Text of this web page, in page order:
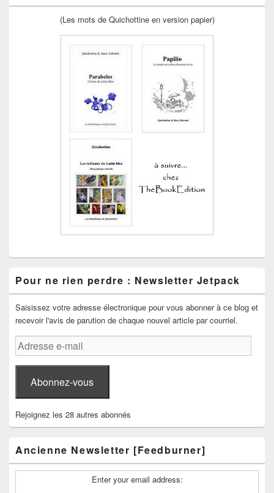
(Les mots de Quichottine en version papier)
Pour ne rien perdre : Newsletter Jetpack
Saisissez votre adresse électronique pour vous abonner à ce blog et
recevoir l'avis de parution de chaque nouvel article par courriel.
Adresse
e-
mail
Abonnez-vous
Rejoignez les 28 autres abonnés
Ancienne Newsletter [Feedburner]
Enter your email address: